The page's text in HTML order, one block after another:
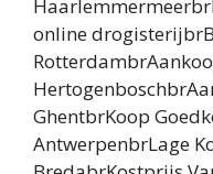
online
GhentbrKoop
AntwerpenbrLage